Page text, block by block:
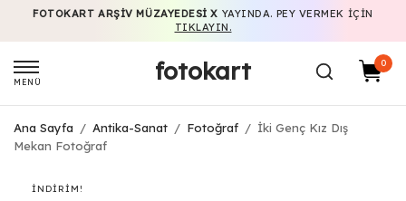
FOTOKART ARŞIV MÜZAYEDESI X YAYINDA. PEY VERMEK IÇIN
TIKLAYIN.
MENÜ fotokart 0
Ana Sayfa / Antika-Sanat / Fotoğraf / İki Genç Kız Dış
Mekan Fotoğraf
İNDIRIM!